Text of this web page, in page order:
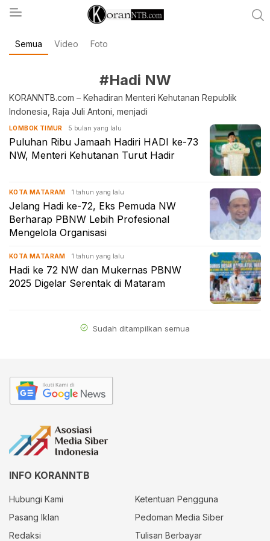
koranntb.com
Semua Video Foto
#Hadi NW
KORANNTB.com – Kehadiran Menteri Kehutanan Republik
Indonesia, Raja Juli Antoni, menjadi
LOMBOK TIMUR 5 bulan yang lalu
Puluhan Ribu Jamaah Hadiri HADI ke-73
NW, Menteri Kehutanan Turut Hadir
KOTA MATARAM 1 tahun yang lalu
Jelang Hadi ke-72, Eks Pemuda NW
Berharap PBNW Lebih Profesional
Mengelola Organisasi
KOTA MATARAM 1 tahun yang lalu
Hadi ke 72 NW dan Mukernas PBNW
2025 Digelar Serentak di Mataram
Sudah ditampilkan semua
INFO KORANNTB
Hubungi Kami
Ketentuan Pengguna
Pasang Iklan
Pedoman Media Siber
Redaksi
Tulisan Berbayar